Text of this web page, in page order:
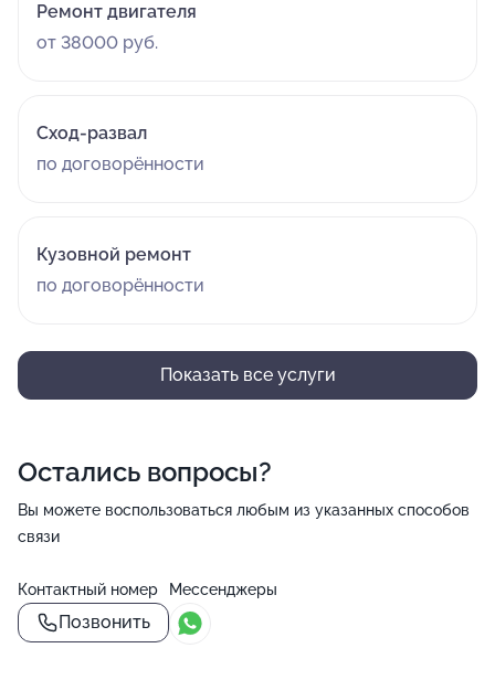
Ремонт двигателя
от 38000 руб.
Сход-развал
по договорённости
Кузовной ремонт
по договорённости
Показать все услуги
Остались вопросы?
Вы можете воспользоваться любым из указанных способов
связи
Контактный номер
Позвонить
Мессенджеры